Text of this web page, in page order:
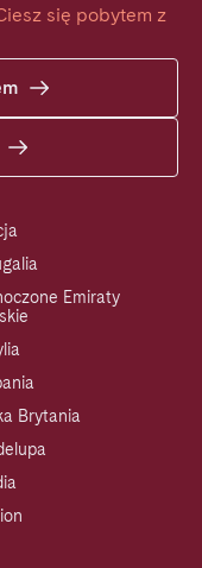
się pobytem z
Emiraty
Brytania